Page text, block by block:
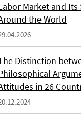
Market and
the World
Distinction
in 26